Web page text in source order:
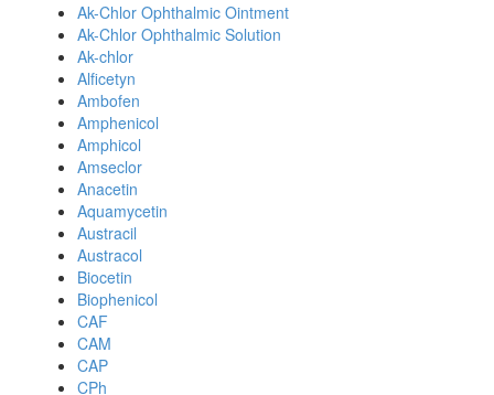
Ak-Chlor Ophthalmic Ointment
Ak-Chlor Ophthalmic Solution
Ak-chlor
Alficetyn
Ambofen
Amphenicol
Amphicol
Amseclor
Anacetin
Aquamycetin
Austracil
Austracol
Biocetin
Biophenicol
CAF
CAM
CAP
CPh